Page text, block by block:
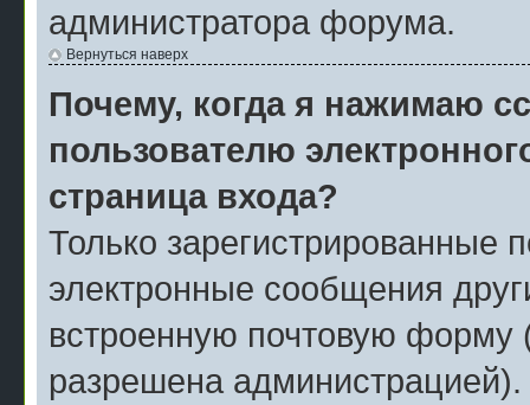
администратора форума.
Вернуться наверх
Почему, когда я нажимаю
пользователю
страница входа?
Только зарегистрированные
электронные сообщения
встроенную почтовую форму
разрешена